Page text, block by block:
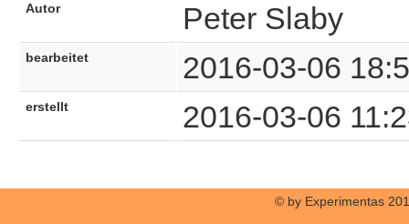
Autor Peter Slaby
bearbeitet 2016-03-06
erstellt 2016-03-06
© by Experimentas